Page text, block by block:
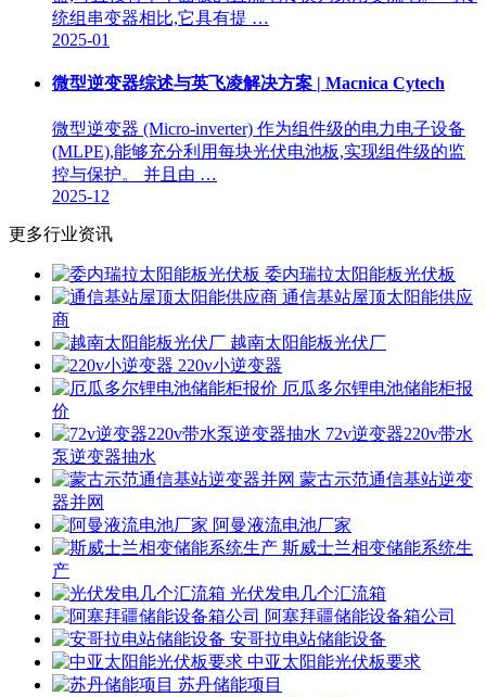
统组串变器相比,它具有提 …
2025-01
微型逆变器综述与英飞凌解决方案 | Macnica Cytech
微型逆变器 (Micro-inverter) 作为组件级的电力电子设备
(MLPE),能够充分利用每块光伏电池板,实现组件级的监
控与保护。 并且由 …
2025-12
更多行业资讯
委内瑞拉太阳能板光伏板
通信基站屋顶太阳能供应
商
越南太阳能板光伏厂
220v小逆变器
厄瓜多尔锂电池储能柜报
价
72v逆变器220v带水
泵逆变器抽水
蒙古示范通信基站逆变
器并网
阿曼液流电池厂家
斯威士兰相变储能系统生
产
光伏发电几个汇流箱
阿塞拜疆储能设备箱公司
安哥拉电站储能设备
中亚太阳能光伏板要求
苏丹储能项目